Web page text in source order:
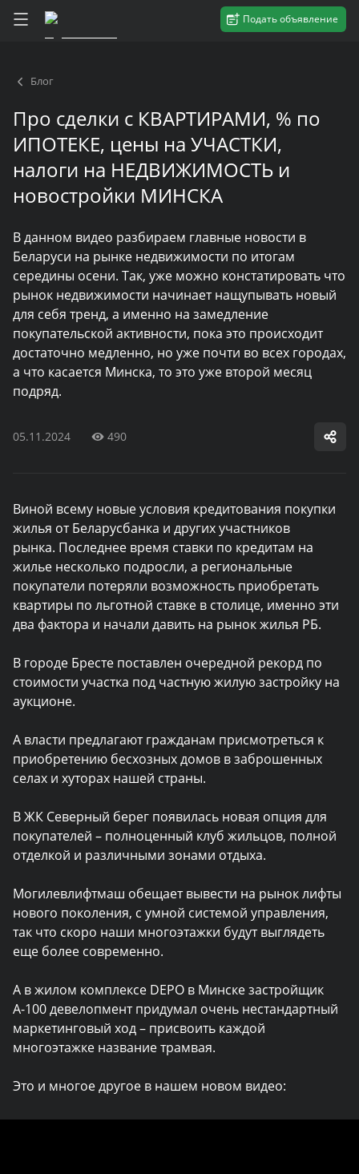
Подать объявление
Блог
Про сделки с КВАРТИРАМИ, % по
ИПОТЕКЕ, цены на УЧАСТКИ,
налоги на НЕДВИЖИМОСТЬ и
новостройки МИНСКА
В данном видео разбираем главные новости в
Беларуси на рынке недвижимости по итогам
середины осени. Так, уже можно констатировать что
рынок недвижимости начинает нащупывать новый
для себя тренд, а именно на замедление
покупательской активности, пока это происходит
достаточно медленно, но уже почти во всех городах,
а что касается Минска, то это уже второй месяц
подряд.
05.11.2024 490
Виной всему новые условия кредитования покупки
жилья от Беларусбанка и других участников
рынка. Последнее время ставки по кредитам на
жилье несколько подросли, а региональные
покупатели потеряли возможность приобретать
квартиры по льготной ставке в столице, именно эти
два фактора и начали давить на рынок жилья РБ.
В городе Бресте поставлен очередной рекорд по
стоимости участка под частную жилую застройку на
аукционе.
А власти предлагают гражданам присмотреться к
приобретению бесхозных домов в заброшенных
селах и хуторах нашей страны.
В ЖК Северный берег появилась новая опция для
покупателей – полноценный клуб жильцов, полной
отделкой и различными зонами отдыха.
Могилевлифтмаш обещает вывести на рынок лифты
нового поколения, с умной системой управления,
так что скоро наши многоэтажки будут выглядеть
еще более современно.
А в жилом комплексе DEPO в Минске застройщик
А-100 девелопмент придумал очень нестандартный
маркетинговый ход – присвоить каждой
многоэтажке название трамвая.
Это и многое другое в нашем новом видео: